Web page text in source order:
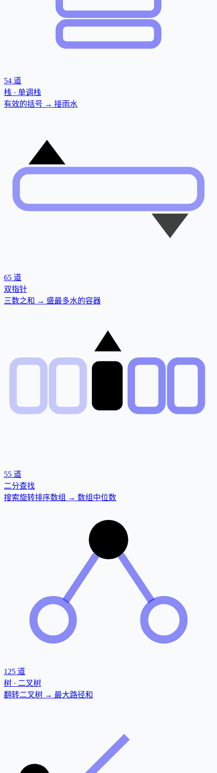
54 道
栈 · 单调栈
有效的括号 → 接雨水
65 道
双指针
三数之和 → 盛最多水的容器
55 道
二分查找
搜索旋转排序数组 → 数组中位数
125 道
树 · 二叉树
翻转二叉树 → 最大路径和